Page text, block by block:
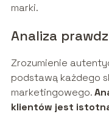
marki.
Analiza
Zrozumienie
podstawą każdego
marketingowego.
klientów jest